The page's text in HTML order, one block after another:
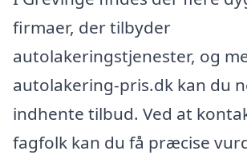
firmaer, der tilbyder
autolakeringstjenester, og
autolakering-pris.dk kan du
indhente tilbud. Ved at
fagfolk kan du få præcise